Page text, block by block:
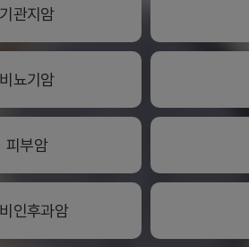
기관지암
비뇨기암
피부암
인후과암